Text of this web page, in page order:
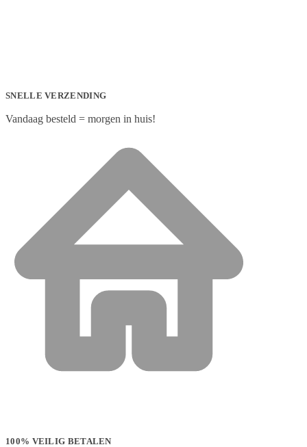
SNELLE VERZENDING
Vandaag besteld = morgen in huis!
100% VEILIG BETALEN